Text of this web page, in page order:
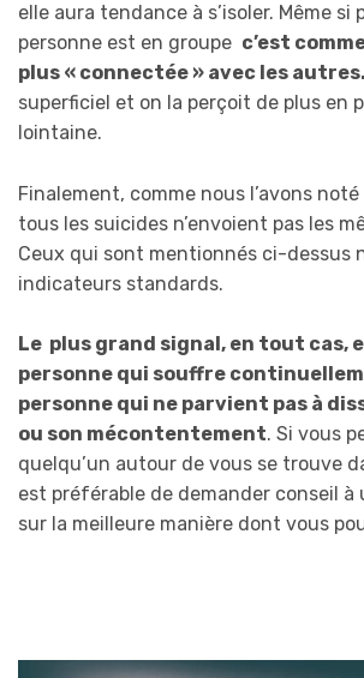
elle aura tendance à s’isoler. Même
personne est en groupe c’est
plus « connectée » avec les autres.
superficiel et on la perçoit de plus en
lointaine.
Finalement, comme nous l’avons
tous les suicides n’envoient pas les
Ceux qui sont mentionnés ci-dessus
indicateurs standards.
Le plus grand signal, en tout cas,
personne qui souffre
personne qui ne parvient pas à
ou son mécontentement. Si vous
quelqu’un autour de vous se trouve
est préférable de demander conseil à
sur la meilleure manière dont vous